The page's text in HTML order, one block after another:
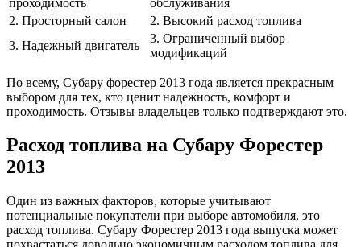
2. Просторный салон
2. Высокий расход топлива
3. Надежный двигатель
3. Ограниченный выбор
модификаций
По всему, Субару форестер 2013 года является прекрасным
выбором для тех, кто ценит надежность, комфорт и
проходимость. Отзывы владельцев только подтверждают это.
Расход топлива на Субару Форестер
2013
Один из важных факторов, которые учитывают
потенциальные покупатели при выборе автомобиля, это
расход топлива. Субару Форестер 2013 года выпуска может